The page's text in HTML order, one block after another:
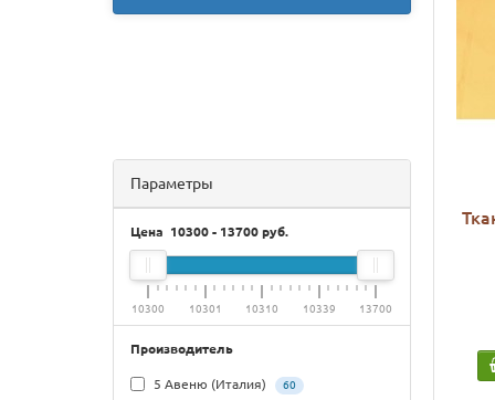
Параметры
Цена 10300 - 13700 руб.
10300 10301 10310 10339 13700
Производитель
5 Авеню (Италия) 60